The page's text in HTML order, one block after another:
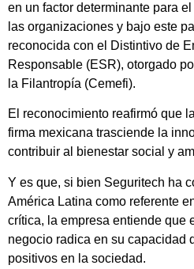
en un factor determinante para
las organizaciones y bajo este
reconocida con el Distintivo de
Responsable (ESR), otorgado
la Filantropía (Cemefi).
El reconocimiento reafirmó que
firma mexicana trasciende la
contribuir al bienestar social y
Y es que, si bien Seguritech ha
América Latina como referente
crítica, la empresa entiende que
negocio radica en su capacidad
positivos en la sociedad.